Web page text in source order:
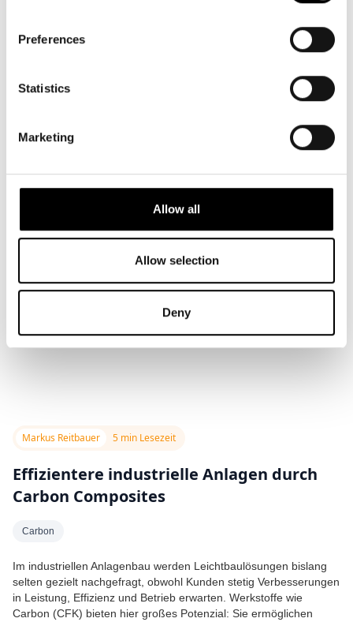
Preferences
Statistics
Marketing
Allow all
Allow selection
Deny
Kunststoffe: Sie sind extrem leicht und robust, ermöglichen
komplexe aerodynamische Formen und integrierte Funktionen
Diese Werkstoffe steigern Reichweite, Funktionalität und Effizienz
moderner UAVs – vom Spielzeug bis zum Lufttaxi und
Beitrag lesen
Markus Reitbauer 5 min Lesezeit
Effizientere industrielle Anlagen durch
Carbon Composites
Carbon
Im industriellen Anlagenbau werden Leichtbaulösungen bislang
selten gezielt nachgefragt, obwohl Kunden stetig Verbesserungen
in Leistung, Effizienz und Betrieb erwarten. Werkstoffe wie
Carbon (CFK) bieten hier großes Potenzial: Sie ermöglichen